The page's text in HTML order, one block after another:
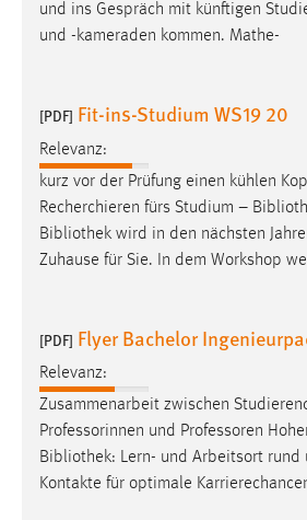
und ins Gespräch mit künftigen
und -kameraden kommen. Mathe-
[PDF] Fit-ins-Studium WS19 20
Relevanz:
kurz vor der Prüfung einen kühlen
Recherchieren fürs Studium –
Bibliothek wird in den nächsten
Zuhause für Sie. In dem Workshop
[PDF] Flyer Bachelor
Relevanz:
Zusammenarbeit zwischen
Professorinnen und Professoren
Bibliothek: Lern- und Arbeitsort rund
Kontakte für optimale